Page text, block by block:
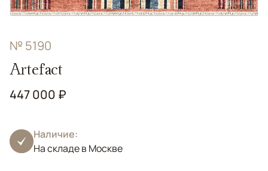
№ 5190
Artefact
447 000 ₽
Наличие:
На складе в Москве